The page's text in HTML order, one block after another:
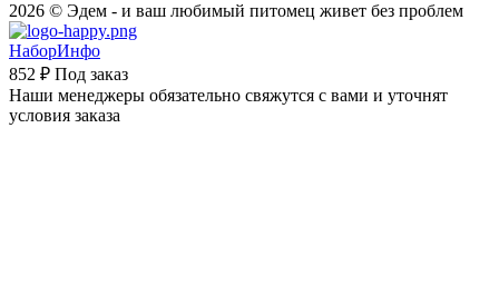
2026 © Эдем - и ваш любимый питомец живет без проблем
НаборИнфо
852 ₽ Под заказ
Наши менеджеры обязательно свяжутся с вами и уточнят
условия заказа